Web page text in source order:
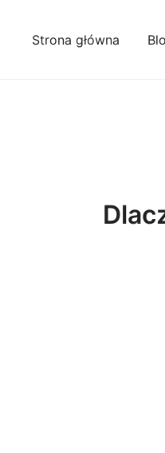
Strona główna